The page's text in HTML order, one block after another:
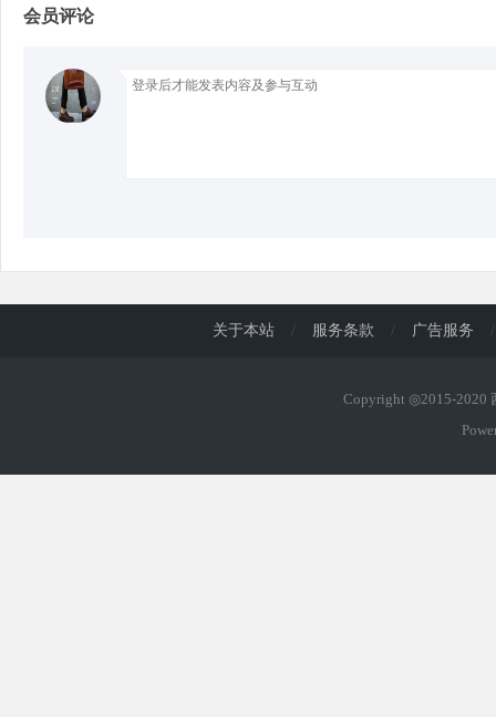
会员评论
关于本站 / 服务条款 / 广告服务 /
Copyright ◎2015-2020